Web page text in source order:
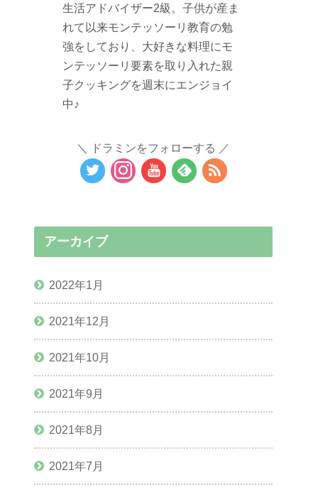
生活アドバイザー2級。子供が産ま
れて以来モンテッソーリ教育の勉
強をしており、大好きな料理にモ
ンテッソーリ要素を取り入れた親
子クッキングを週末にエンジョイ
中♪
ドラミンをフォローする
アーカイブ
2022年1月
2021年12月
2021年10月
2021年9月
2021年8月
2021年7月